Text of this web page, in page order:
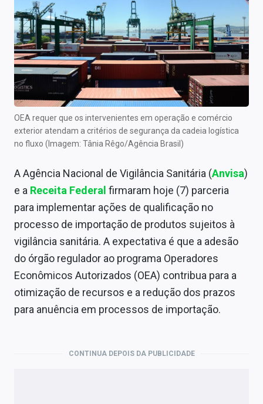
Comprar ou vender?
Carteiras Recomendadas
Central de Dividendos
Central de Fundos Imobiliários
Central dos IPOs
Renda Fixa
Mercados
Economia
Empresas
Brasil
Política
Colunas
OEA requer que os intervenientes em operação e comércio
exterior atendam a critérios de segurança da cadeia logística
no fluxo (Imagem: Tânia Rêgo/Agência Brasil)
A Agência Nacional de Vigilância Sanitária (Anvisa)
e a Receita Federal firmaram hoje (7) parceria
para implementar ações de qualificação no
processo de importação de produtos sujeitos à
vigilância sanitária. A expectativa é que a adesão
do órgão regulador ao programa Operadores
Econômicos Autorizados (OEA) contribua para a
otimização de recursos e a redução dos prazos
para anuência em processos de importação.
CONTINUA DEPOIS DA PUBLICIDADE